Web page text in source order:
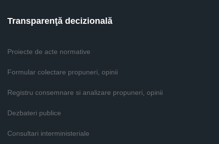
Transparenţă decizională
Proiecte de acte normative
Formular colectare propuneri, opinii
Registru consemnare si analizare propuneri, opinii
Dezbateri publice
Consultari interministeriale